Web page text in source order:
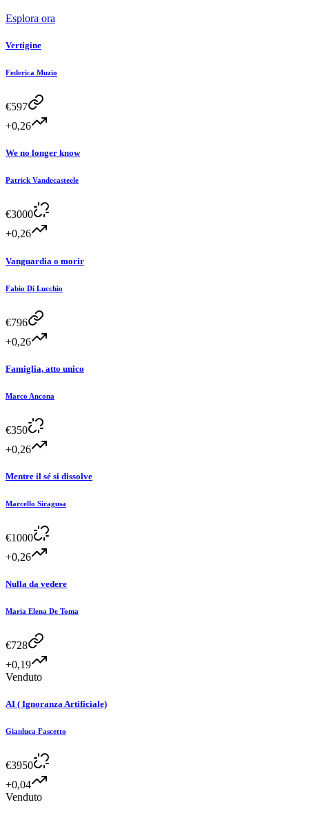
Esplora ora
Vertigine
Federica Muzio
€597
+0,26
We no longer know
Patrick Vandecasteele
€3000
+0,26
Vanguardia o morir
Fabio Di Lucchio
€796
+0,26
Famiglia, atto unico
Marco Ancona
€350
+0,26
Mentre il sé si dissolve
Marcello Siragusa
€1000
+0,26
Nulla da vedere
Maria Elena De Toma
€728
+0,19
Venduto
AI ( Ignoranza Artificiale)
Gianluca Fascetto
€3950
+0,04
Venduto